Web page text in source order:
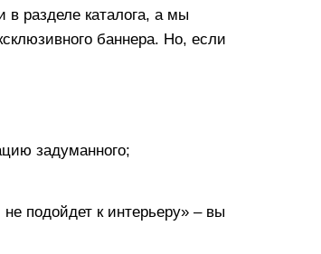
в разделе каталога, а мы
баннера. Но, если
задуманного;
подойдет к интерьеру» – вы